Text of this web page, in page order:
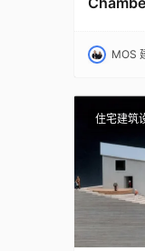
MOS 建筑
住宅建筑